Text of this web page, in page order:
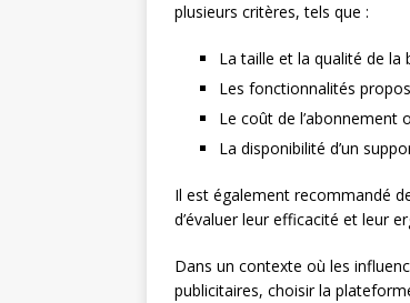
plusieurs critères, tels que :
La taille et la qualité de la
Les fonctionnalités
Le coût de l’abonnement
La disponibilité d’un
Il est également recommandé
d’évaluer leur efficacité et leur
Dans un contexte où les
publicitaires, choisir la